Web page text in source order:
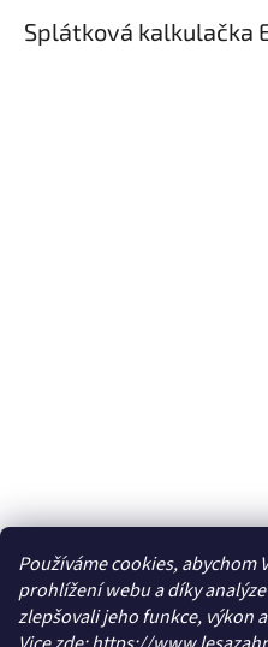
Používáme cookies, abychom
prohlížení webu a díky
zlepšovali jeho funkce, výkon
Splátková kalkulačka